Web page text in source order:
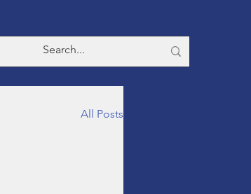
All Posts